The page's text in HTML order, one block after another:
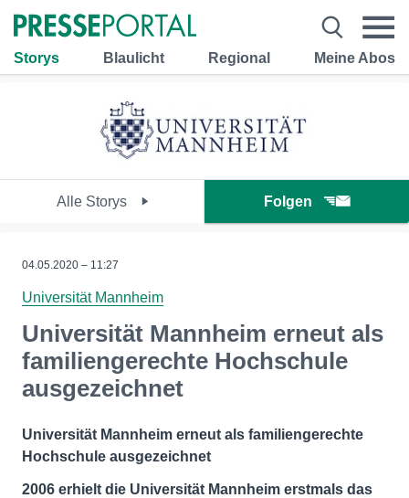
Storys Blaulicht Regional Meine Abos
Alle Storys Folgen
04.05.2020 – 11:27
Universität Mannheim
Universität Mannheim erneut als
familiengerechte Hochschule
ausgezeichnet
Universität Mannheim erneut als familiengerechte
Hochschule ausgezeichnet
2006 erhielt die Universität Mannheim erstmals das